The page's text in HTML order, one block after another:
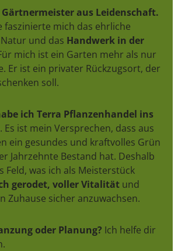
Gärtnermeister aus Leidenschaft.
faszinierte mich das ehrliche
und das Handwerk in der
mich ist ein Garten mehr als nur
Er ist ein privater Rückzugsort, der
soll.
ich Terra Pflanzenhandel ins
. Es ist mein Versprechen, dass aus
ein gesundes und kraftvolles Grün
Jahrzehnte Bestand hat. Deshalb
Feld, was ich als Meisterstück
gerodet, voller Vitalitätund
Zuhause sicher anzuwachsen.
oder Planung? Ich helfe dir